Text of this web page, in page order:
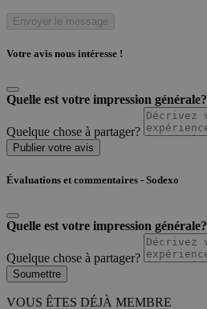
Envoyer le message
Votre avis nous intéresse !
Quelle est votre impression générale?
Quelque chose à partager?
Publier votre avis
Évaluations et commentaires - Sodexo
Quelle est votre impression générale?
Quelque chose à partager?
Soumettre
VOUS ÊTES DÉJÀ MEMBRE